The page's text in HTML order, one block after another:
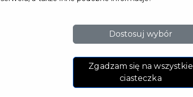
Dostosuj wybór
Zgadzam się na wszystkie
ciasteczka